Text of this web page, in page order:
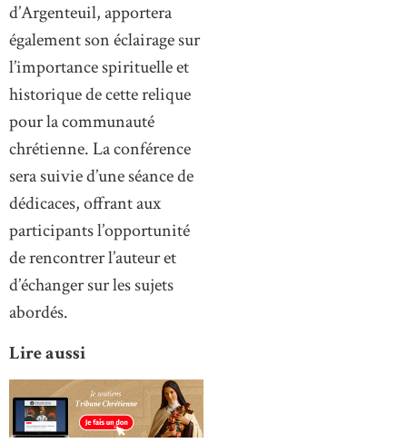
d’Argenteuil, apportera
également son éclairage sur
l’importance spirituelle et
historique de cette relique
pour la communauté
chrétienne. La conférence
sera suivie d’une séance de
dédicaces, offrant aux
participants l’opportunité
de rencontrer l’auteur et
d’échanger sur les sujets
abordés.
Lire aussi